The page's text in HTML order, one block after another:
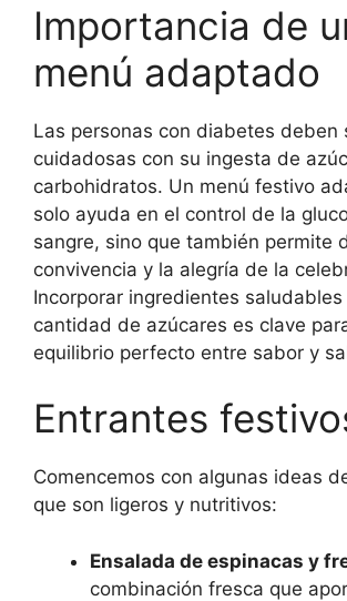
Importancia de
menú adaptado
Las personas con diabetes deben
cuidadosas con su ingesta de
carbohidratos. Un menú festivo
solo ayuda en el control de la
sangre, sino que también permite
convivencia y la alegría de la
Incorporar ingredientes
cantidad de azúcares es clave
equilibrio perfecto entre sabor y
Entrantes
Comencemos con algunas ideas
que son ligeros y nutritivos:
Ensalada de espinacas y
combinación fresca que